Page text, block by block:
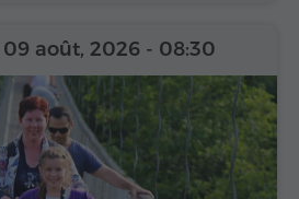
août, 2026 - 08:30